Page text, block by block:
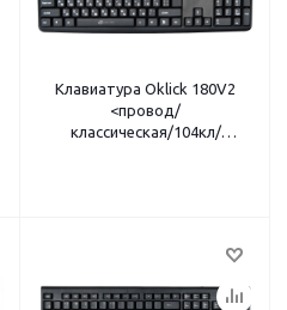
Клавиатура Oklick 180V2
<провод/
классическая/104кл/